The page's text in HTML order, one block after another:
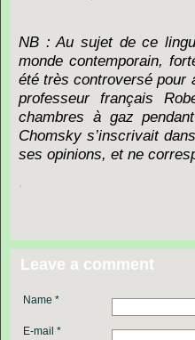
NB : Au sujet de ce
monde contemporain,
été très controversé pour
professeur français
chambres à gaz
Chomsky s’inscrivait
ses opinions, et ne
.
Leave a comment
Name *
E-mail *